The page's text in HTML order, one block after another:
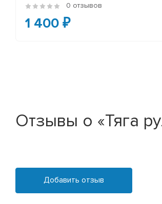
0 отзывов
1 400 ₽
Отзывы о «Тяга
Добавить отзыв